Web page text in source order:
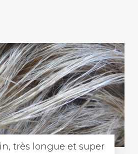
très longue et super